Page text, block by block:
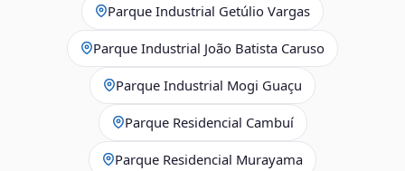
Parque Industrial Getúlio Vargas
Parque Industrial João Batista Caruso
Parque Industrial Mogi Guaçu
Parque Residencial Cambuí
Parque Residencial Murayama